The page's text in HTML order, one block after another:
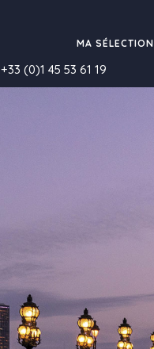
MA SÉLECTION
+33 (0)1 45 53 61 19